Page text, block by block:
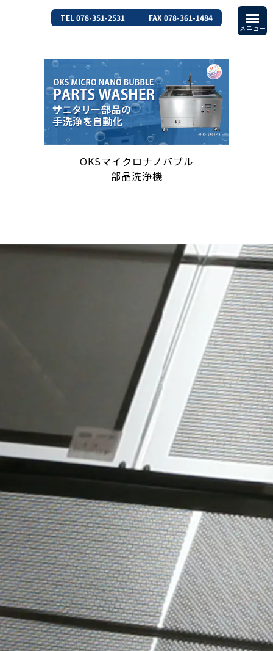
TEL 078-351-2531 FAX 078-361-1484
OKSマイクロナノバブル
部品洗浄機